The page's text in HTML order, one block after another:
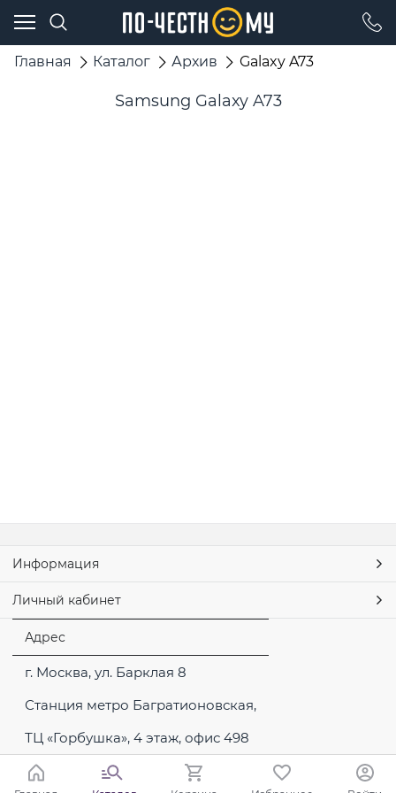
Главная Каталог Архив Galaxy A73
Samsung Galaxy A73
Информация
Личный кабинет
Адрес
г. Москва, ул. Барклая 8
Станция метро Багратионовская,
ТЦ «Горбушка», 4 этаж, офис 498